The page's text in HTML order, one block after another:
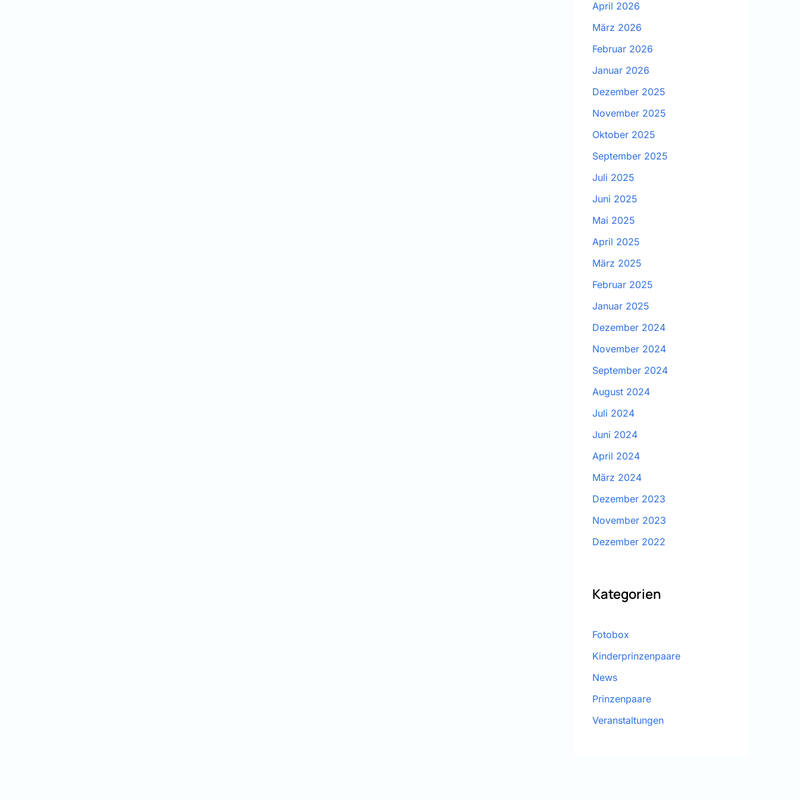
April 2026
März 2026
Februar 2026
Januar 2026
Dezember 2025
November 2025
Oktober 2025
September 2025
Juli 2025
Juni 2025
Mai 2025
April 2025
März 2025
Februar 2025
Januar 2025
Dezember 2024
November 2024
September 2024
August 2024
Juli 2024
Juni 2024
April 2024
März 2024
Dezember 2023
November 2023
Dezember 2022
Kategorien
Fotobox
Kinderprinzenpaare
News
Prinzenpaare
Veranstaltungen